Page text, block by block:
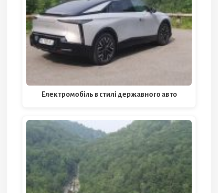
Електромобіль в стилі державного авто